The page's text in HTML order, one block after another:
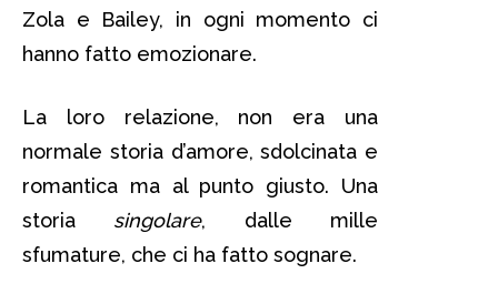
Zola e Bailey, in ogni momento ci
hanno fatto emozionare.
La loro relazione, non era una
normale storia d’amore, sdolcinata e
romantica ma al punto giusto. Una
storia singolare, dalle mille
sfumature, che ci ha fatto sognare.